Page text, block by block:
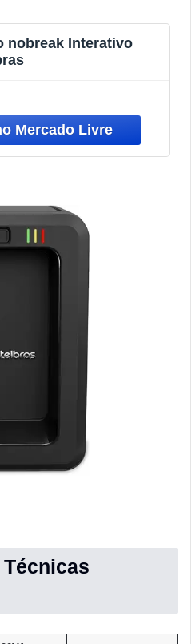
nobreak Interativo